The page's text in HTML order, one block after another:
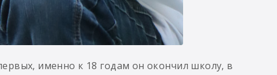
именно к 18 годам он окончил школу, в